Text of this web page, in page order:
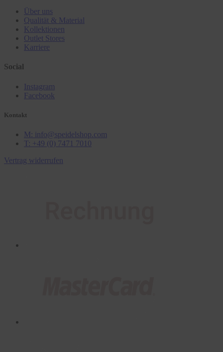
Über uns
Qualität & Material
Kollektionen
Outlet Stores
Karriere
Social
Instagram
Facebook
Kontakt
M: info@speidelshop.com
T: +49 (0) 7471 7010
Vertrag widerrufen